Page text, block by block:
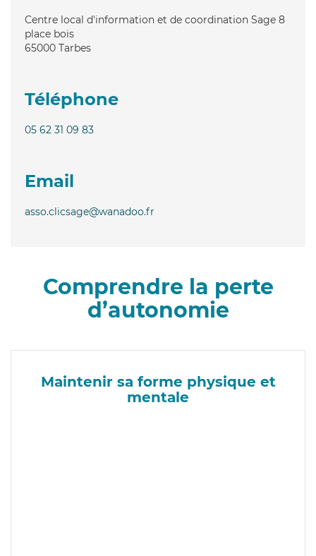
Centre local d'information et de coordination Sage 8
place bois
65000 Tarbes
Téléphone
05 62 31 09 83
Email
asso.clicsage@wanadoo.fr
Comprendre la perte
d’autonomie
Maintenir sa forme physique et
mentale